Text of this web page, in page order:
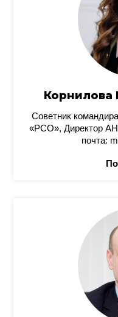
Корнилова
Советник
«РСО», Директор
почта: